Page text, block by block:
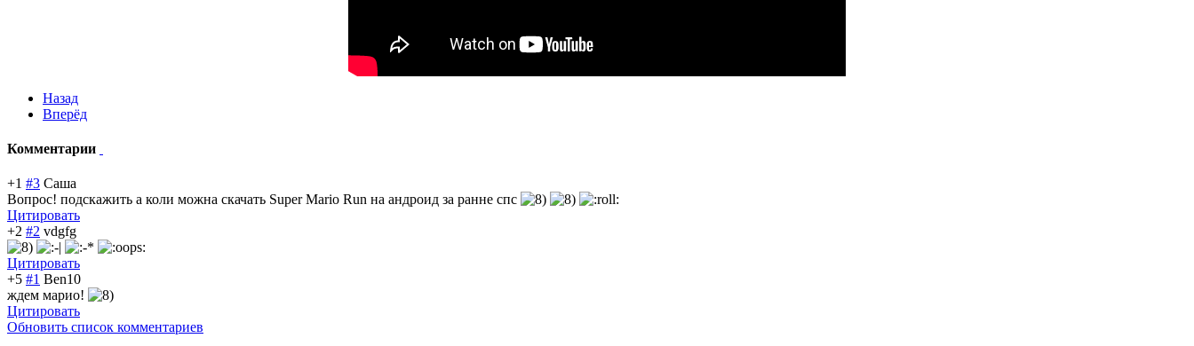
Назад
Вперёд
Комментарии
+1 #3 Саша
Вопрос! подскажить а коли можна скачать Super Mario Run на андроид за ранне спс
Цитировать
+2 #2 vdgfg
Цитировать
+5 #1 Ben10
ждем марио!
Цитировать
Обновить список комментариев